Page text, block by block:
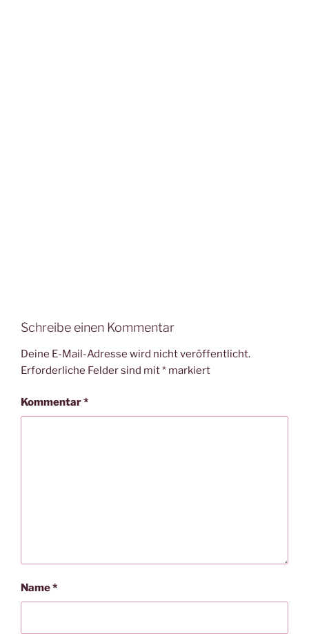
Schreibe einen Kommentar
Deine E-Mail-Adresse wird nicht veröffentlicht.
Erforderliche Felder sind mit* markiert
Kommentar*
Name*